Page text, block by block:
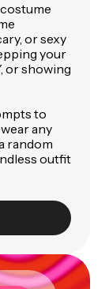
or sexy
your
or showing
to
any
random
outfit